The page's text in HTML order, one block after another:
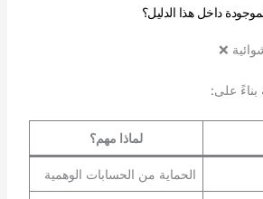
داخل هذا الدليل؟
❌
على:
لماذا مهم؟
الحماية من الحسابات الوهمية